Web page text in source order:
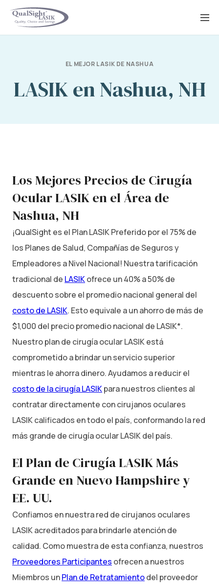
Saltar
EL MEJOR LASIK DE NASHUA
LASIK en Nashua, NH
Los Mejores Precios de Cirugía
Ocular LASIK en el Área de
Nashua, NH
¡QualSight es el Plan LASIK Preferido por el 75% de
los Planes de Salud, Compañías de Seguros y
Empleadores a Nivel Nacional! Nuestra tarificación
tradicional de LASIKofrece un 40% a 50% de
descuento sobre el promedio nacional general del
costo de LASIK. Esto equivale a un ahorro de más de
$1,000 del precio promedio nacional de LASIK*.
Nuestro plan de cirugía ocular LASIK está
comprometido a brindar un servicio superior
mientras le ahorra dinero. Ayudamos a reducir el
costo de la cirugía LASIKpara nuestros clientes al
contratar directamente con cirujanos oculares
LASIK calificados en todo el país, conformando la red
más grande de cirugía ocular LASIK del país.
El Plan de Cirugía LASIK Más
Grande en Nuevo Hampshire y
EE. UU.
Confiamos en nuestra red de cirujanos oculares
LASIK acreditados para brindarle atención de
calidad. Como muestra de esta confianza, nuestros
Proveedores Participantes ofrecen a nuestros
Miembros unPlan de Retratamientodel proveedor